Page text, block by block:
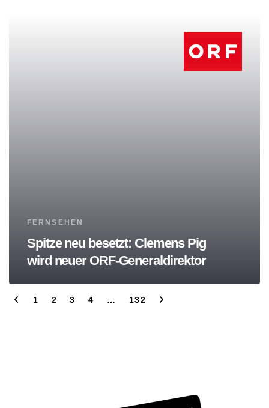
Tags
FERNSEHEN
Spitze neu besetzt: Clemens Pig
wird neuer ORF-Generaldirektor
1 2 3 4 … 132